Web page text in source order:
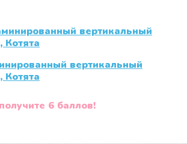
вертикальный
Котята
6 баллов!